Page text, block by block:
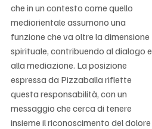
che in un contesto come quello
mediorientale assumono una
funzione che va oltre la dimensione
spirituale, contribuendo al dialogo e
alla mediazione. La posizione
espressa da Pizzaballa riflette
questa responsabilità, con un
messaggio che cerca di tenere
insieme il riconoscimento del dolore